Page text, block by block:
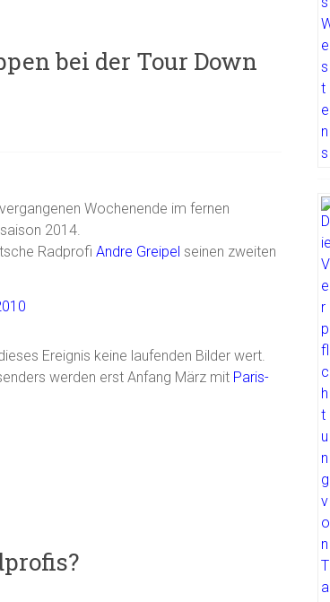
bei der Tour Down
Wochenende im fernen
2014.
Radprofi Andre Greipel seinen zweiten
Ereignis keine laufenden Bilder wert.
werden erst Anfang März mit Paris-